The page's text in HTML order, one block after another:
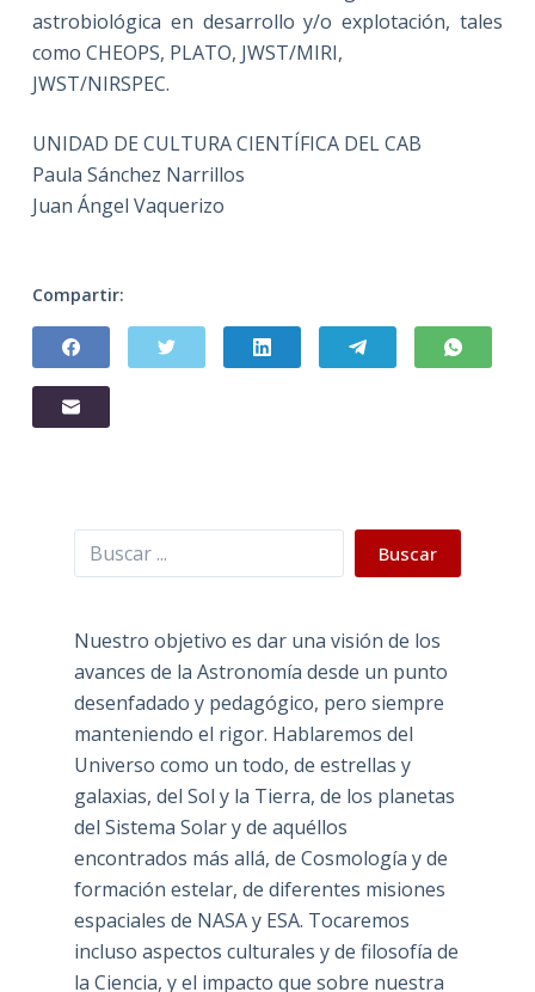
astrobiológica en desarrollo y/o explotación, tales
como CHEOPS, PLATO, JWST/MIRI,
JWST/NIRSPEC.
UNIDAD DE CULTURA CIENTÍFICA DEL CAB
Paula Sánchez Narrillos
Juan Ángel Vaquerizo
Compartir:
Buscar Buscar
Nuestro objetivo es dar una visión de los
avances de la Astronomía desde un punto
desenfadado y pedagógico, pero siempre
manteniendo el rigor. Hablaremos del
Universo como un todo, de estrellas y
galaxias, del Sol y la Tierra, de los planetas
del Sistema Solar y de aquéllos
encontrados más allá, de Cosmología y de
formación estelar, de diferentes misiones
espaciales de NASA y ESA. Tocaremos
incluso aspectos culturales y de filosofía de
la Ciencia, y el impacto que sobre nuestra